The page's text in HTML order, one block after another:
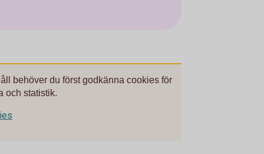
behöver du först godkänna cookies för
och statistik.